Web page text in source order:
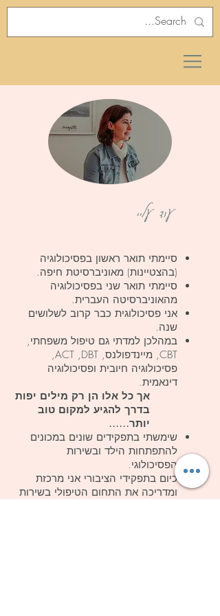
עוד עליי
סיימתי תואר ראשון בפסיכולוגיה
(בהצטיינות) מאוניברסיטת חיפה.
סיימתי תואר שני בפסיכולוגיה
מהאוניברסיטה העברית.
אני פסיכולוגית כבר קרוב לשלושים
שנה.
במהלכן למדתי גם טיפול משפחתי,
CBT, מיינדפולנס,
ACT ,DBT,
פסיכולוגיה חיובית ופסיכולוגיה
דינאמית.
אך כל אלו הן רק מילים יפות
בדרך להגיע למקום טוב
יותר......
שימשתי בתפקידים שונים במכונים
להתפתחות הילד ובשירות
הפסיכולוגי.
כיום בתפקידי הציבורי אני מרכזת
ומדריכה את התחום הטיפולי בשירות